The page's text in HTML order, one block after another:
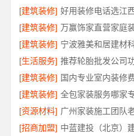
[建筑装修] 好用装修电话选江
[建筑装修]
[建筑装修]
[生活服务] 推荐轮胎批发公司
[建筑装修]
[建筑装修] 全包家装服务哪家
[资源材料] 广州家装施工团队
[招商加盟]